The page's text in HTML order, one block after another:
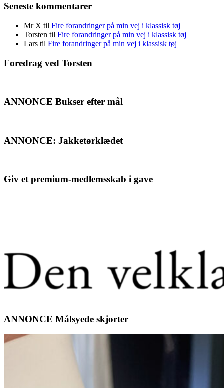
Seneste kommentarer
Mr X til Fire forandringer på min vej i klassisk tøj
Torsten til Fire forandringer på min vej i klassisk tøj
Lars til Fire forandringer på min vej i klassisk tøj
Foredrag ved Torsten
ANNONCE Bukser efter mål
ANNONCE: Jakketørklædet
Giv et premium-medlemsskab i gave
ANNONCE Målsyede skjorter